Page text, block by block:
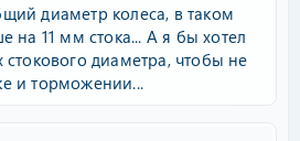
диаметр колеса, в таком
на 11 мм стока... А я бы хотел
стокового диаметра, чтобы не
и торможении...